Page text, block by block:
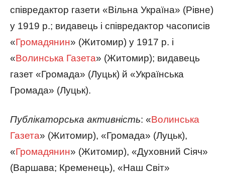
співредактор газети «Вільна Україна» (Рівне)
у 1919 р.; видавець і співредактор часописів
«Громадянин» (Житомир) у 1917 р. і
«Волинська Газета» (Житомир); видавець
газет «Громада» (Луцьк) й «Українська
Громада» (Луцьк).
Публікаторська активність: «Волинська
Газета» (Житомир), «Громада» (Луцьк),
«Громадянин» (Житомир), «Духовний Сіяч»
(Варшава; Кременець), «Наш Світ»